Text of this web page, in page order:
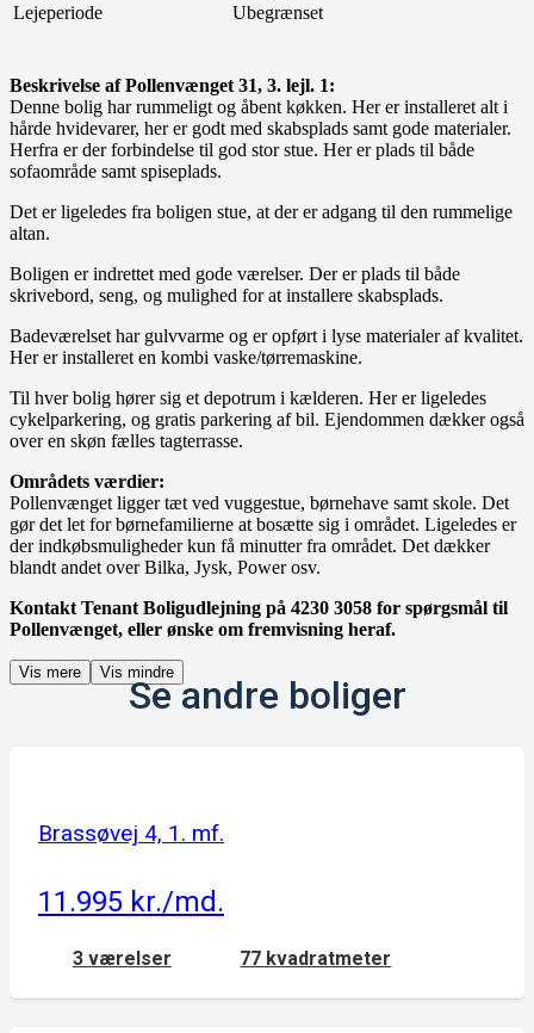
Lejeperiode
Ubegrænset
Beskrivelse af Pollenvænget 31, 3. lejl. 1:
Denne bolig har rummeligt og åbent køkken. Her er installeret alt i
hårde hvidevarer, her er godt med skabsplads samt gode materialer.
Herfra er der forbindelse til god stor stue. Her er plads til både
sofaområde samt spiseplads.
Det er ligeledes fra boligen stue, at der er adgang til den rummelige
altan.
Boligen er indrettet med gode værelser. Der er plads til både
skrivebord, seng, og mulighed for at installere skabsplads.
Badeværelset har gulvvarme og er opført i lyse materialer af kvalitet.
Her er installeret en kombi vaske/tørremaskine.
Til hver bolig hører sig et depotrum i kælderen. Her er ligeledes
cykelparkering, og gratis parkering af bil. Ejendommen dækker også
over en skøn fælles tagterrasse.
Områdets værdier:
Pollenvænget ligger tæt ved vuggestue, børnehave samt skole. Det
gør det let for børnefamilierne at bosætte sig i området. Ligeledes er
der indkøbsmuligheder kun få minutter fra området. Det dækker
blandt andet over Bilka, Jysk, Power osv.
Kontakt Tenant Boligudlejning på 4230 3058 for spørgsmål til
Pollenvænget, eller ønske om fremvisning heraf.
Vis mere Vis mindre
Se andre boliger
Brassøvej 4, 1. mf.
11.995 kr./md.
3 værelser 77 kvadratmeter